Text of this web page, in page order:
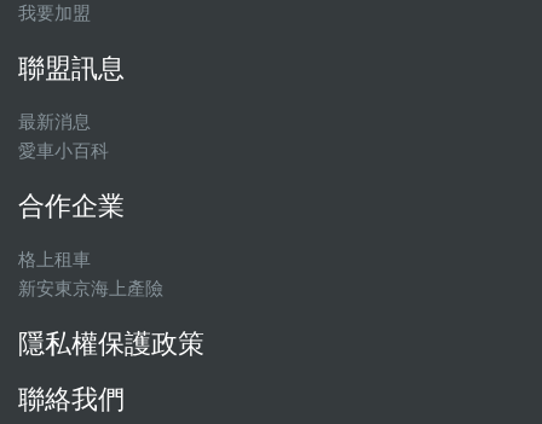
我要加盟
聯盟訊息
最新消息
愛車小百科
合作企業
格上租車
新安東京海上產險
隱私權保護政策
聯絡我們